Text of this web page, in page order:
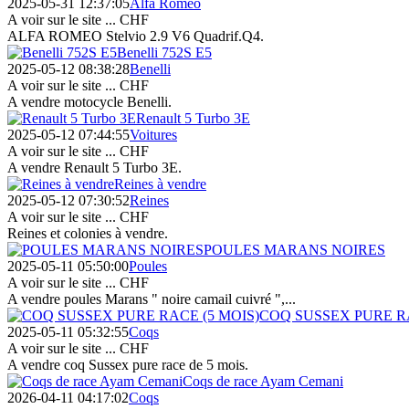
A voir sur le site ... CHF
ALFA ROMEO Stelvio 2.9 V6 Quadrif.Q4.
Benelli 752S E5
2025-05-12 08:38:28Benelli
A voir sur le site ... CHF
A vendre motocycle Benelli.
Renault 5 Turbo 3E
2025-05-12 07:44:55Voitures
A voir sur le site ... CHF
A vendre Renault 5 Turbo 3E.
Reines à vendre
2025-05-12 07:30:52Reines
A voir sur le site ... CHF
Reines et colonies à vendre.
POULES MARANS NOIRES
2025-05-11 05:50:00Poules
A voir sur le site ... CHF
A vendre poules Marans " noire camail cuivré ",...
COQ SUSSEX PURE
2025-05-11 05:32:55Coqs
A voir sur le site ... CHF
A vendre coq Sussex pure race de 5 mois.
Coqs de race Ayam Cemani
2026-04-11 04:17:02Coqs